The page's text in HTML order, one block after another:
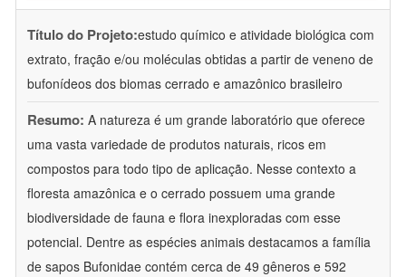
Título do Projeto:estudo químico e atividade biológica com
extrato, fração e/ou moléculas obtidas a partir de veneno de
bufonídeos dos biomas cerrado e amazônico brasileiro
Resumo: A natureza é um grande laboratório que oferece
uma vasta variedade de produtos naturais, ricos em
compostos para todo tipo de aplicação. Nesse contexto a
floresta amazônica e o cerrado possuem uma grande
biodiversidade de fauna e flora inexploradas com esse
potencial. Dentre as espécies animais destacamos a família
de sapos Bufonidae contém cerca de 49 gêneros e 592